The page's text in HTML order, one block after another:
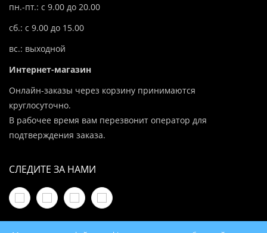
пн.-пт.: с 9.00 до 20.00
сб.: с 9.00 до 15.00
вс.: выходной
Интернет-магазин
Онлайн-заказы через корзину принимаются
круглосуточно.
В рабочее время вам перезвонит оператор для
подтверждения заказа.
СЛЕДИТЕ ЗА НАМИ